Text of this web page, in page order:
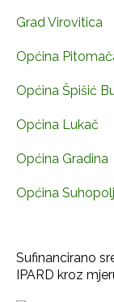
Grad Virovitica
Općina
Općina Špišić
Općina Lukač
Općina Gradina
Općina
Sufinancirano
IPARD kroz